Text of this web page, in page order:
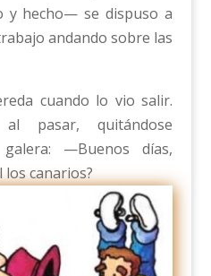
y hecho— se dispuso a
andando sobre las
cuando lo vio salir.
pasar, quitándose
—Buenos días,
los canarios?